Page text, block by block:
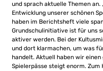
und sprach aktuelle Themen
Entwicklung unserer schönen
haben im Berichtsheft viele
Grundschulinitiative ist für uns
aktiver werden. Bei der
und dort klarmachen, um was
handelt. Aktuell haben wir
Spielerpässe steigt enorm. Zum